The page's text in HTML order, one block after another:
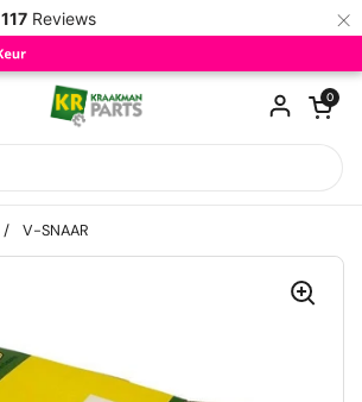
117 Reviews ×
0
/ V-SNAAR